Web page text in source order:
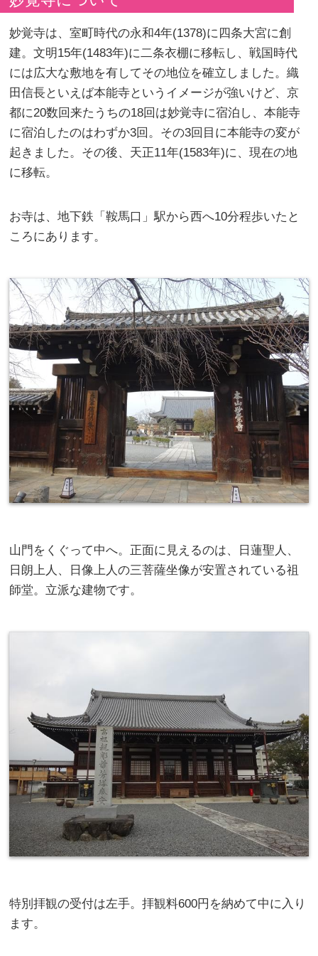
妙覚寺は、室町時代の永和4年(1378)に四条大宮に創
建。文明15年(1483年)に二条衣棚に移転し、戦国時代
には広大な敷地を有してその地位を確立しました。織
田信長といえば本能寺というイメージが強いけど、京
都に20数回来たうちの18回は妙覚寺に宿泊し、本能寺
に宿泊したのはわずか3回。その3回目に本能寺の変が
起きました。その後、天正11年(1583年)に、現在の地
に移転。
お寺は、地下鉄「鞍馬口」駅から西へ10分程歩いたと
ころにあります。
山門をくぐって中へ。正面に見えるのは、日蓮聖人、
日朗上人、日像上人の三菩薩坐像が安置されている祖
師堂。立派な建物です。
特別拝観の受付は左手。拝観料600円を納めて中に入り
ます。